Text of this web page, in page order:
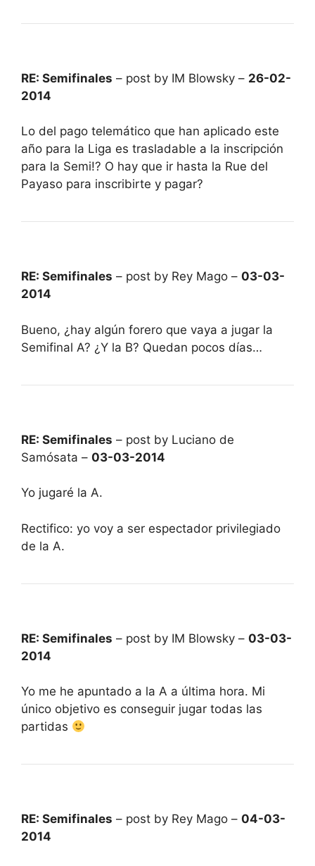
RE: Semifinales – post by IM Blowsky – 26-02-
2014
Lo del pago telemático que han aplicado este
año para la Liga es trasladable a la inscripción
para la Semi!? O hay que ir hasta la Rue del
Payaso para inscribirte y pagar?
RE: Semifinales – post by Rey Mago – 03-03-
2014
Bueno, ¿hay algún forero que vaya a jugar la
Semifinal A? ¿Y la B? Quedan pocos días…
RE: Semifinales – post by Luciano de
Samósata – 03-03-2014
Yo jugaré la A.
Rectifico: yo voy a ser espectador privilegiado
de la A.
RE: Semifinales – post by IM Blowsky – 03-03-
2014
Yo me he apuntado a la A a última hora. Mi
único objetivo es conseguir jugar todas las
partidas
RE: Semifinales – post by Rey Mago – 04-03-
2014